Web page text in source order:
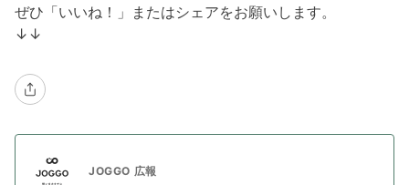
ぜひ「いいね！」またはシェアをお願いします。
↓↓
JOGGO 広報